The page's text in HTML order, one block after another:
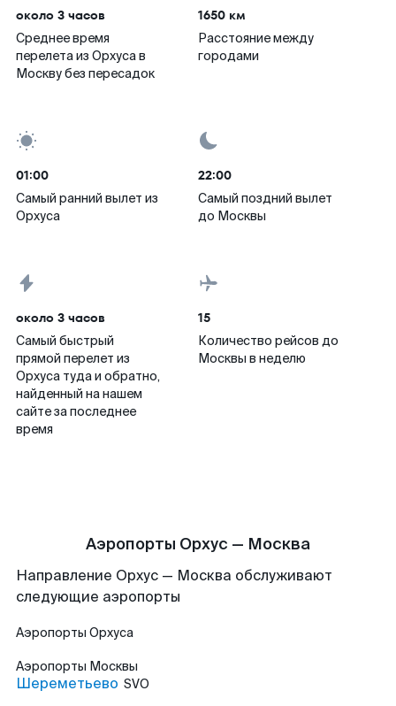
около 3 часов
Среднее время
перелета из Орхуса в
Москву без пересадок
1650 км
Расстояние между
городами
01:00
Самый ранний вылет из
Орхуса
22:00
Самый поздний вылет
до Москвы
около 3 часов
Самый быстрый
прямой перелет из
Орхуса туда и обратно,
найденный на нашем
сайте за последнее
время
15
Количество рейсов до
Москвы в неделю
Аэропорты Орхус — Москва
Направление Орхус — Москва обслуживают
следующие аэропорты
Аэропорты Орхуса
Аэропорты Москвы
Шереметьево SVO